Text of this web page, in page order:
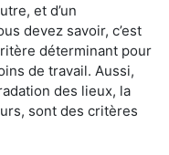
et d’un
devez savoir, c’est
déterminant pour
de travail. Aussi,
des lieux, la
sont des critères